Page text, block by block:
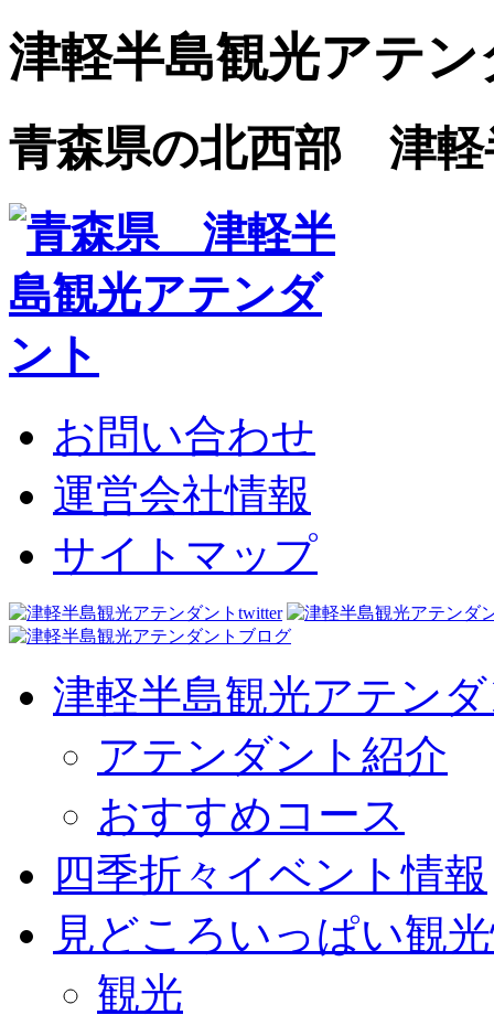
津軽半島観光アテ
青森県の北西部 津軽
お問い合わせ
運営会社情報
サイトマップ
津軽半島観光アテン
アテンダント紹介
おすすめコース
四季折々イベント情報
見どころいっぱい観
観光